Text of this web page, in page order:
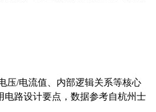
压/电流值、内部逻辑关系等核心
路设计要点，数据参考自杭州士